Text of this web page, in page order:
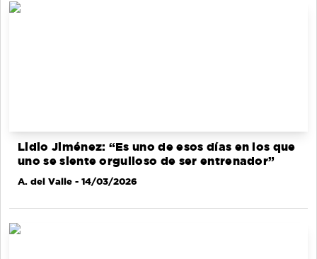
Lidio Jiménez: “Es uno de esos días en los que
uno se siente orgulloso de ser entrenador”
A. del Valle - 14/03/2026